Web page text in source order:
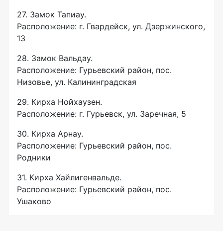
27. Замок Тапиау.
Расположение: г. Гвардейск, ул. Дзержинского,
13
28. Замок Вальдау.
Расположение: Гурьевский район, пос.
Низовье, ул. Калининградская
29. Кирха Нойхаузен.
Расположение: г. Гурьевск, ул. Заречная, 5
30. Кирха Арнау.
Расположение: Гурьевский район, пос.
Родники
31. Кирха Хайлигенвальде.
Расположение: Гурьевский район, пос.
Ушаково